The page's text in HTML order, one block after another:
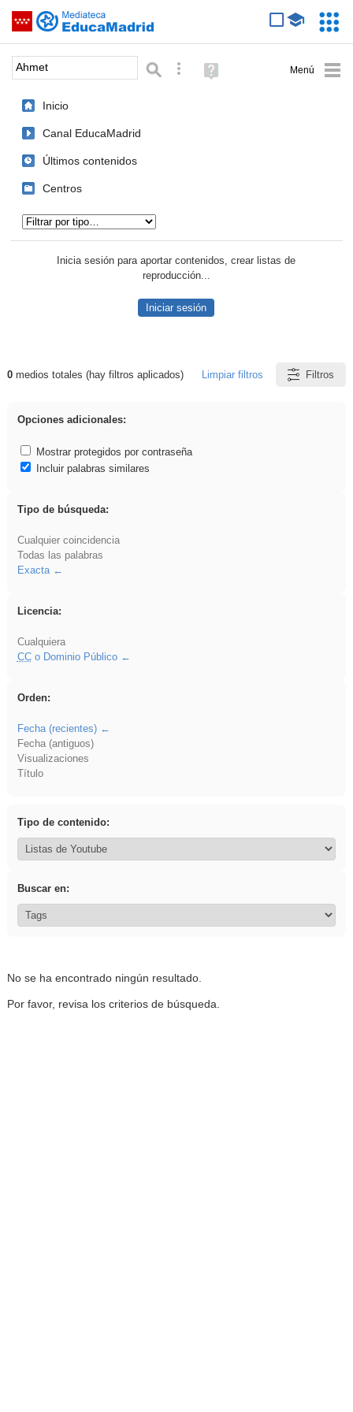
Saltar navegación
Palabra o frase: Búsqueda avanzada
Ayuda
(en
Inicio
Canal EducaMadrid
Últimos contenidos
Centros
Inicia sesión para aportar contenidos, crear listas de
reproducción...
Iniciar sesión
Resultados de: Ahmet
0medios totales (hay filtros aplicados) Limpiar filtros Filtros
Opciones adicionales:
Mostrar protegidos por contraseña
Incluir palabras similares
Tipo de búsqueda:
Cualquier coincidencia
Todas las palabras
Exacta
Licencia:
Cualquiera
CCo Dominio Público
Orden:
Fecha (recientes)
Fecha (antiguos)
Visualizaciones
Título
Tipo de contenido:
Buscar en:
No se ha encontrado ningún resultado.
Por favor, revisa los criterios de búsqueda.